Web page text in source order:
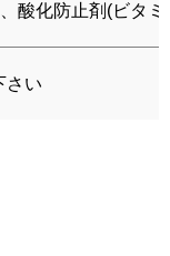
酸化防止剤(ビタミ
さい